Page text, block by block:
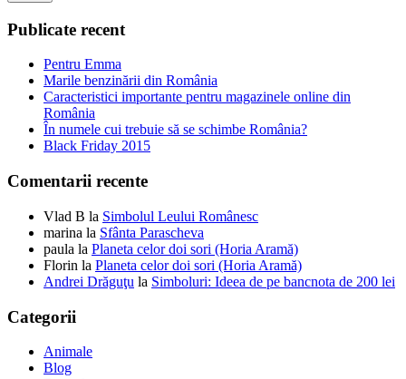
Publicate recent
Pentru Emma
Marile benzinării din România
Caracteristici importante pentru magazinele online din
România
În numele cui trebuie să se schimbe România?
Black Friday 2015
Comentarii recente
Vlad B la Simbolul Leului Românesc
marina la Sfânta Parascheva
paula la Planeta celor doi sori (Horia Aramă)
Florin la Planeta celor doi sori (Horia Aramă)
Andrei Drăguţu la Simboluri: Ideea de pe bancnota de 200 lei
Categorii
Animale
Blog